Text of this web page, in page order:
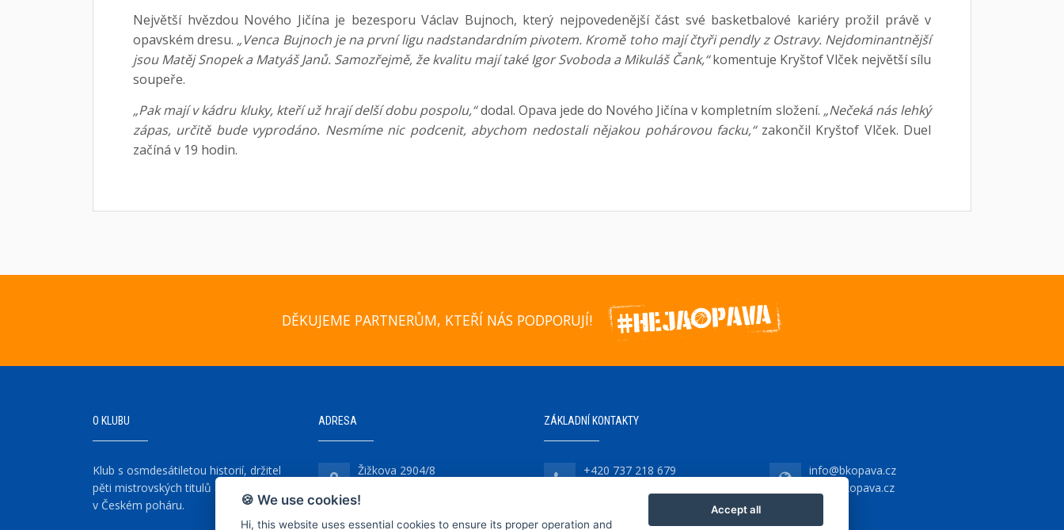
Největší hvězdou Nového Jičína je bezesporu Václav Bujnoch, který nejpovedenější část své basketbalové kariéry prožil právě v
opavském dresu. „Venca Bujnoch je na první ligu nadstandardním pivotem. Kromě toho mají čtyři pendly z Ostravy. Nejdominantnější
jsou Matěj Snopek a Matyáš Janů. Samozřejmě, že kvalitu mají také Igor Svoboda a Mikuláš Čank,“komentuje Kryštof Vlček největší sílu
soupeře.
„Pak mají v kádru kluky, kteří už hrají delší dobu pospolu,“dodal. Opava jede do Nového Jičína v kompletním složení. „Nečeká nás lehký
zápas, určitě bude vyprodáno. Nesmíme nic podcenit, abychom nedostali nějakou pohárovou facku,“zakončil Kryštof Vlček. Duel
začíná v 19 hodin.
DĚKUJEME PARTNERŮM, KTEŘÍ NÁS PODPORUJÍ!
O KLUBU
Klub s osmdesátiletou historií, držitel
pěti mistrovských titulů a šesti vítězství
v Českém poháru.
ADRESA
Žižkova 2904/8
ZÁKLADNÍ KONTAKTY
+420 737 218 679
info@bkopava.cz
www.bkopava.cz
🍪 We use cookies!
Hi, this website uses essential cookies to ensure its proper operation and
Accept all